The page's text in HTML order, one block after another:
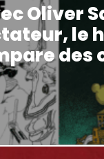
Oliver
le
des